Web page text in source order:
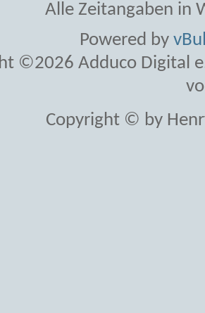
Alle Zeitangaben in
Powered by
©2026 Adduco Digital
Copyright © by